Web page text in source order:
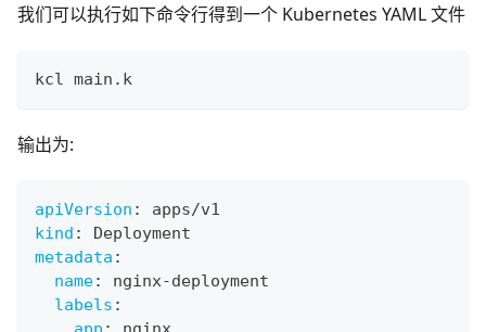
我们可以执行如下命令行得到一个 Kubernetes YAML 文件
kcl main.k
输出为:
apiVersion :
apps/v1
kind :
Deployment
metadata :
name: nginx-deployment
labels :